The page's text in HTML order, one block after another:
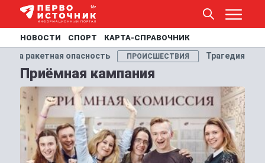
НОВОСТИ СПОРТ КАРТА-СПРАВОЧНИК
ракетная опасность ПРОИСШЕСТВИЯ Трагедия на
Приёмная кампания